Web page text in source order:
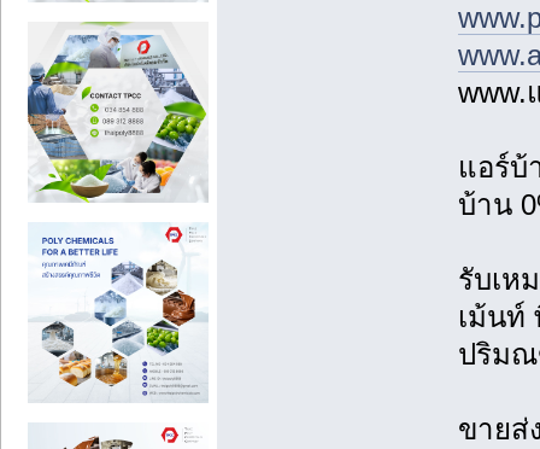
www.
แอร์บ้
บ้าน
รับเห
เม้นท์
ปริม
ขายส่